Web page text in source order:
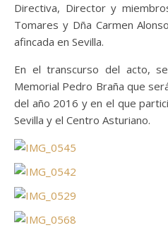
Directiva, Director y
Tomares y Dña Carmen
afincada en Sevilla.
En el transcurso del acto,
Memorial Pedro Braña que
del año 2016 y en el que
Sevilla y el Centro Asturiano.